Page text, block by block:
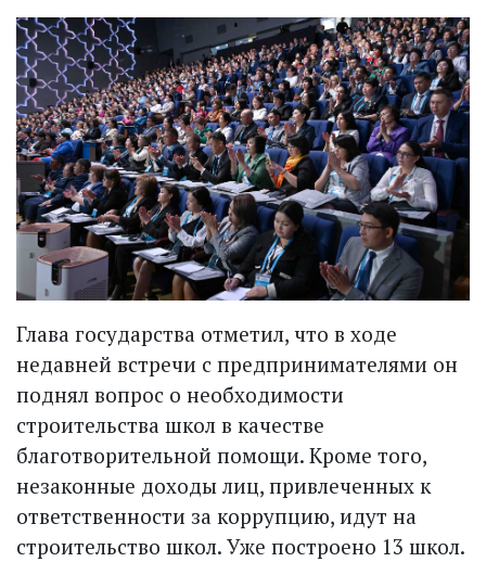
Глава государства отметил, что в ходе
недавней встречи с предпринимателями он
поднял вопрос о необходимости
строительства школ в качестве
благотворительной помощи. Кроме того,
незаконные доходы лиц, привлеченных к
ответственности за коррупцию, идут на
строительство школ. Уже построено 13 школ.